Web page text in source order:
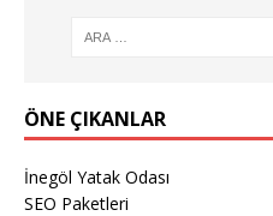
ÖNE ÇIKANLAR
İnegöl Yatak Odası
SEO Paketleri